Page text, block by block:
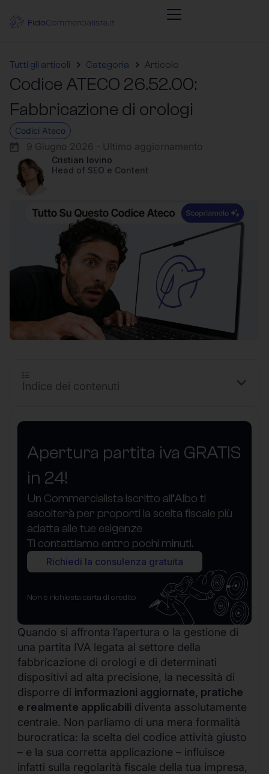
Tutti gli articoli Categoria Articolo
Codice ATECO 26.52.00:
Fabbricazione di orologi
Codici Ateco
9 Giugno 2026 - Ultimo aggiornamento
Cristian Iovino
Head of SEO e Content
Apertura partita iva GRATIS
in 24!
Un Commercialista iscritto all’Albo ti
ascolterà per proporti la scelta fiscale più
adatta alle tue esigenze
Ti contattiamo entro pochi minuti.
Richiedi la consulenza gratuita
Non è richiesta carta di credito
Quando si affronta l’apertura o la gestione di
una partita IVA legata al settore della
fabbricazione di orologi e di determinati
dispositivi ad alta precisione, la necessità di
disporre di informazioni aggiornate, pratiche
e realmente applicabili diventa assolutamente
centrale. Non parliamo di una mera formalità
burocratica: la scelta del codice attività giusto
– e la sua corretta applicazione – influisce
infatti sulla regolarità fiscale della tua impresa,
Indice dei contenuti